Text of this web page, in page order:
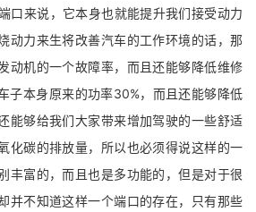
来说，它本身也就能提升我们接受动力
动力来生将改善汽车的工作环境的话，那
动机的一个故障率，而且还能够降低维修
子本身原来的功率30%，而且还能够降低
能够给我们大家带来增加驾驶的一些舒适
化碳的排放量，所以也必须得说这样的一
丰富的，而且也是多功能的，但是对于很
并不知道这样一个端口的存在，只有那些